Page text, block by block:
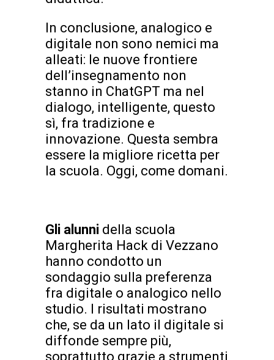
In conclusione, analogico e
digitale non sono nemici ma
alleati: le nuove frontiere
dell’insegnamento non
stanno in ChatGPT ma nel
dialogo, intelligente, questo
sì, fra tradizione e
innovazione. Questa sembra
essere la migliore ricetta per
la scuola. Oggi, come domani.
Gli alunni della scuola
Margherita Hack di Vezzano
hanno condotto un
sondaggio sulla preferenza
fra digitale o analogico nello
studio. I risultati mostrano
che, se da un lato il digitale si
diffonde sempre più,
soprattutto grazie a strumenti